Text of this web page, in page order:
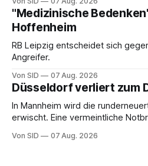
"Medizinische
Hoffenheim
RB Leipzig entscheidet sich
Angreifer.
Von SID 07 Aug. 2026
Düsseldorf verliert zum
In Mannheim wird die
erwischt. Eine vermeintliche
Von SID 07 Aug. 2026